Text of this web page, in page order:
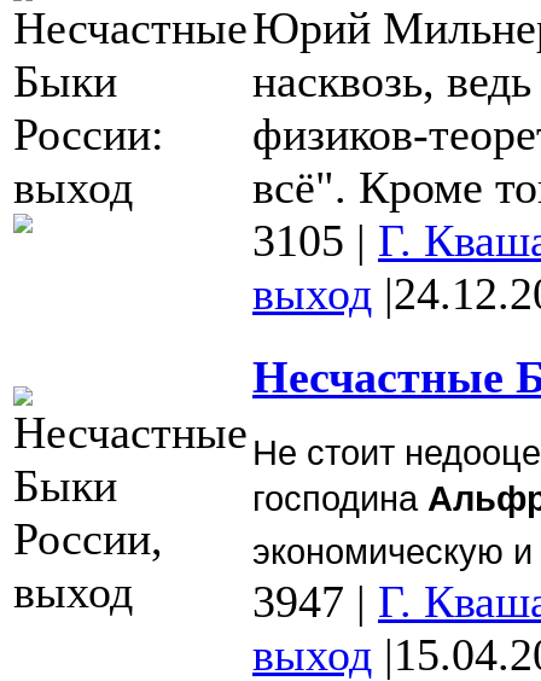
Юрий
насквозь,
физиков-
всё". Кроме
3105 | Г.
выход |
Несчастные
Не стоит
господина
экономическую
3947 | Г.
выход |